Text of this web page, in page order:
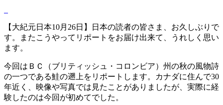
【大紀元日本10月26日】日本の読者の皆さま、お久しぶりで
す。またこうやってリポートをお届け出来て、うれしく思い
ます。
今回はＢＣ（ブリティッシュ・コロンビア）州の秋の風物詩
の一つである鮭の遡上をリポートします。カナダに住んで30
年近く、映像や写真では見たことがありましたが、実際に経
験したのは今回が初めてでした。